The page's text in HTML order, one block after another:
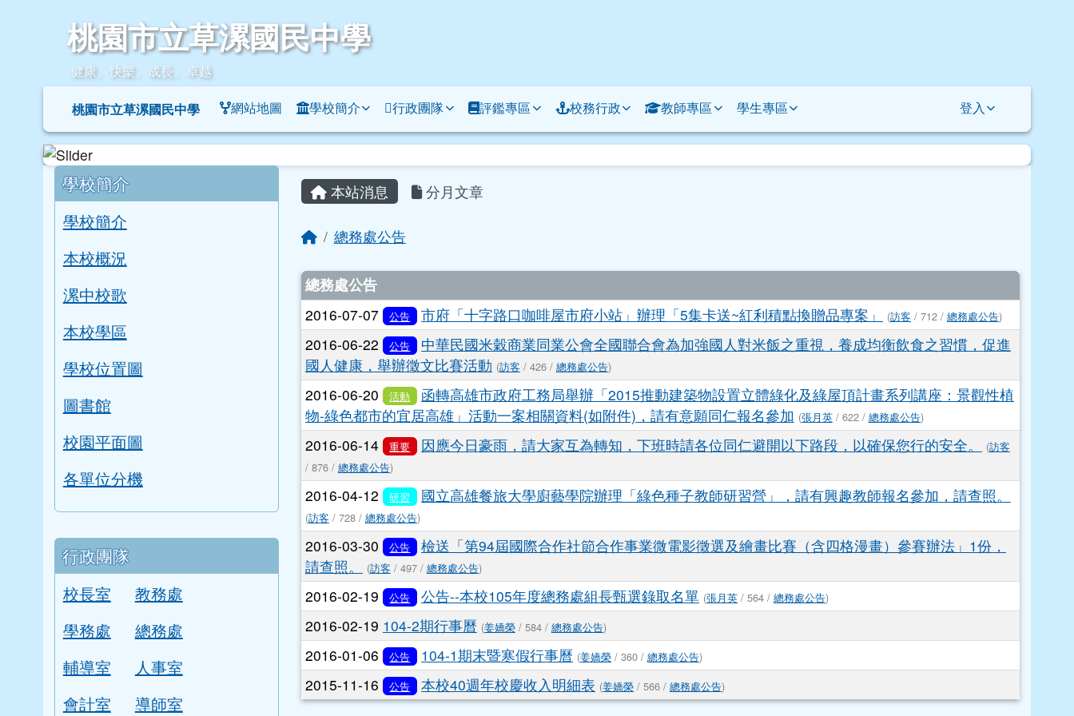
桃園市立草漯國民中學
桃園市立草漯國民中學
健康、快樂、成長、卓越
導覽列桃園市立草漯國民中學 網站地圖 學校簡介 行政團隊 評鑑專區 校務行政 教師專區 學生專區 登入
左邊區域內容
學校簡介
學校簡介
本校概況
漯中校歌
本校學區
學校位置圖
圖書館
校園平面圖
各單位分機
行政團隊
校長室
教務處
學務處
總務處
主內容區域
回首頁
總務處公告
文章列表
總務處公告
2016-07-07 公告 市府「十字路口咖啡屋市府小站」辦理「5集卡送~紅利積點換贈品專案」 (訪客/ 712 / 總務處公告 )
2016-06-22 公告
中華民國米穀商業同業公會全國聯合會為加強國人對米飯之重視，養成均衡飲食之習慣，促進
國人健康，舉辦徵文比賽活動 (訪客 / 426 /總務處公告 )
2016-06-20 活動
物-綠色都市的宜居高雄」活動一案相關資料(如附件)，請有意願同仁報名參加 (張月英/ 622 / 總務處公告)
2016-06-14 重要
總務處公告)
2016-04-12 研習 國立高雄餐旅大學廚藝學院辦理「綠色種子教師研習營」，請有興趣教師報名參加，請查照。
總務處公告)
2016-03-30
檢送「第94屆國際合作社節合作事業微電影徵選及繪畫比賽（含四格漫畫）參賽辦法」1份，
請查照。 (訪客/ 497 /總務處公告)
2016-02-19 公告 公告--本校105年度總務處組長甄選錄取名單 (張月英/ 564 /總務處公告)
2016-02-19104-2期行事曆 (姜嬌榮/ 584 /總務處公告)
頁尾區域